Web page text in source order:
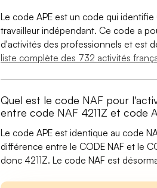
Le code APE est un code qui
travailleur indépendant. Ce code a
d'activités des professionnels et est
liste complète des 732 activités
Quel est le code NAF pour
entre code NAF 4211Z et code
Le code APE est identique au code
différence entre le CODE NAF et le
donc 4211Z. Le code NAF est